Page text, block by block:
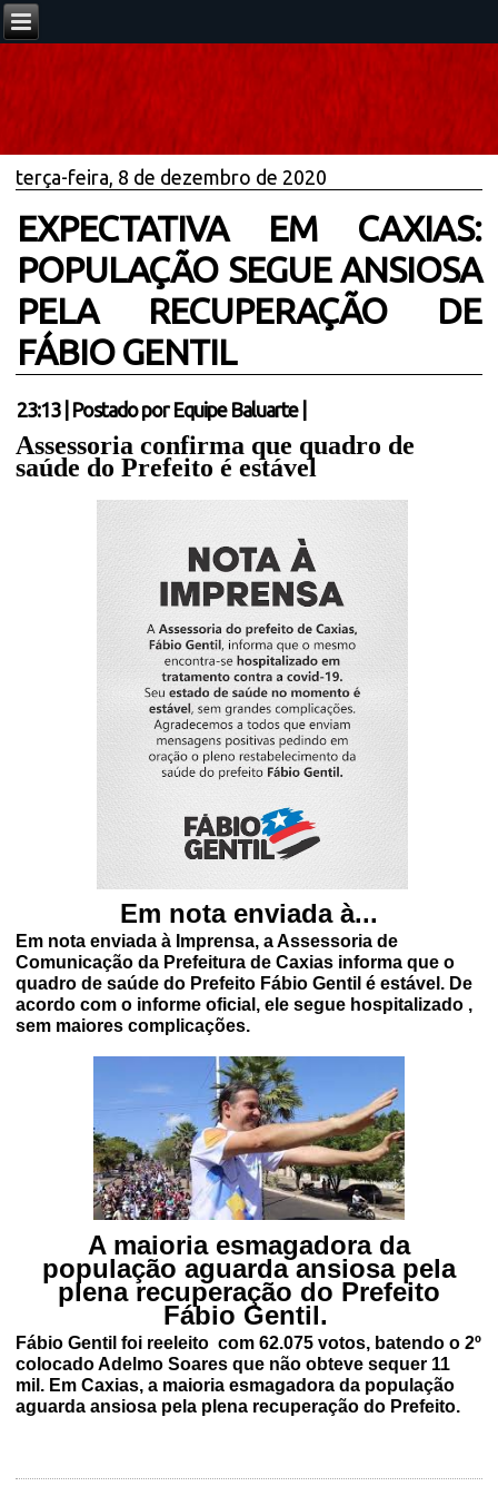
terça-feira, 8 de dezembro de 2020
EXPECTATIVA EM CAXIAS:
POPULAÇÃO SEGUE ANSIOSA
PELA RECUPERAÇÃO DE
FÁBIO GENTIL
23:13| Postado por Equipe Baluarte
Assessoria confirma que quadro de
saúde do Prefeito é estável
Em nota enviada à...
Em nota enviada à Imprensa, a Assessoria de
Comunicação da Prefeitura de Caxias informa que o
quadro de saúde do Prefeito Fábio Gentil é estável. De
acordo com o informe oficial, ele segue hospitalizado ,
sem maiores complicações.
A maioria esmagadora da
população aguarda ansiosa pela
plena recuperação do Prefeito
Fábio Gentil.
Fábio Gentil foi reeleito com 62.075 votos, batendo o 2º
colocado Adelmo Soares que não obteve sequer 11
mil. Em Caxias, a maioria esmagadora da população
aguarda ansiosa pela plena recuperação do Prefeito.